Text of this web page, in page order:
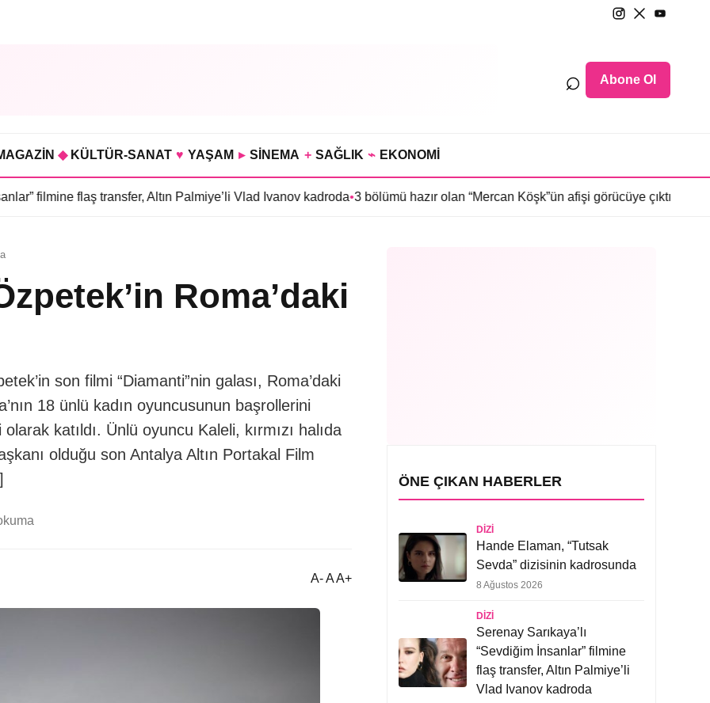
⌕ Abone Ol
◆ KÜLTÜR-SANAT ♥ YAŞAM ▸ SİNEMA + SAĞLIK ⌁ EKONOMİ
transfer, Altın Palmiye’li Vlad Ivanov kadroda•3 bölümü hazır olan “Mercan Köşk”ün afişi görücüye çıktı•İmroz’da Bahar’ın
Roma’daki
son filmi “Diamanti”nin galası, Roma’daki
18 ünlü kadın oyuncusunun başrollerini
katıldı. Ünlü oyuncu Kaleli, kırmızı halıda
olduğu son Antalya Altın Portakal Film
A- A A+
ÖNE ÇIKAN HABERLER
DIZI
Hande Elaman, “Tutsak
Sevda” dizisinin kadrosunda
8 Ağustos 2026
DIZI
Serenay Sarıkaya’lı
“Sevdiğim İnsanlar” filmine
flaş transfer, Altın Palmiye’li
Vlad Ivanov kadroda